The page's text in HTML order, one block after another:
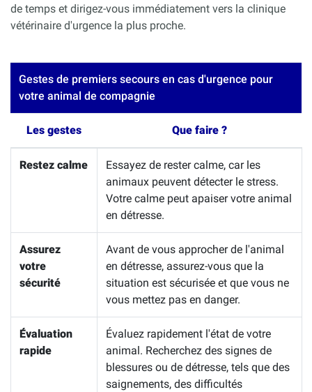
de temps et dirigez-vous immédiatement vers la clinique
vétérinaire d'urgence la plus proche.
Gestes de premiers secours en cas d'urgence pour
votre animal de compagnie
Les gestes Que faire ?
Restez calme
Essayez de rester calme, car les
animaux peuvent détecter le stress.
Votre calme peut apaiser votre animal
en détresse.
Assurez
votre
sécurité
Avant de vous approcher de l'animal
en détresse, assurez-vous que la
situation est sécurisée et que vous ne
vous mettez pas en danger.
Évaluation
rapide
Évaluez rapidement l'état de votre
animal. Recherchez des signes de
blessures ou de détresse, tels que des
saignements, des difficultés